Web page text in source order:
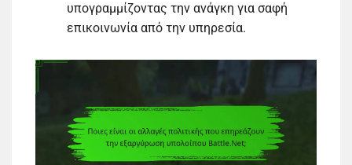
υπογραμμίζοντας την ανάγκη για σαφή
επικοινωνία από την υπηρεσία.